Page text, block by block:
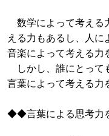
数学によって考える
える力もあるし、人
音楽によって考える力
しかし、誰にとって
言葉によって考える力
◆◆言葉による思考力